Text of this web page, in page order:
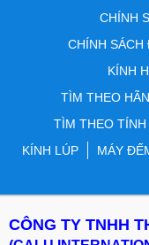
CHÍNH
CHÍNH SÁCH
KÍNH
TÌM THEO
TÌM THEO TÍNH
KÍNH LÚP
MÁY
CÔNG TY TNHH